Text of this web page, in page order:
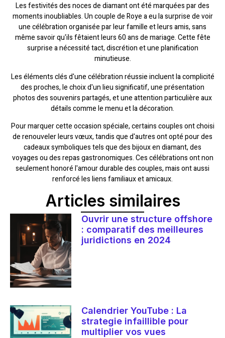
Articles similaires
Ouvrir une structure offshore
: comparatif des meilleures
juridictions en 2024
Calendrier YouTube : La
strategie infaillible pour
multiplier vos vues
Les festivités des noces de diamant ont été marquées par des
moments inoubliables. Un couple de Roye a eu la surprise de voir
une célébration organisée par leur famille et leurs amis, sans
même savoir qu'ils fêtaient leurs 60 ans de mariage. Cette fête
surprise a nécessité tact, discrétion et une planification
minutieuse.
Les éléments clés d'une célébration réussie incluent la complicité
des proches, le choix d'un lieu significatif, une présentation
photos des souvenirs partagés, et une attention particulière aux
détails comme le menu et la décoration.
Pour marquer cette occasion spéciale, certains couples ont choisi
de renouveler leurs vœux, tandis que d'autres ont opté pour des
cadeaux symboliques tels que des bijoux en diamant, des
voyages ou des repas gastronomiques. Ces célébrations ont non
seulement honoré l'amour durable des couples, mais ont aussi
renforcé les liens familiaux et amicaux.